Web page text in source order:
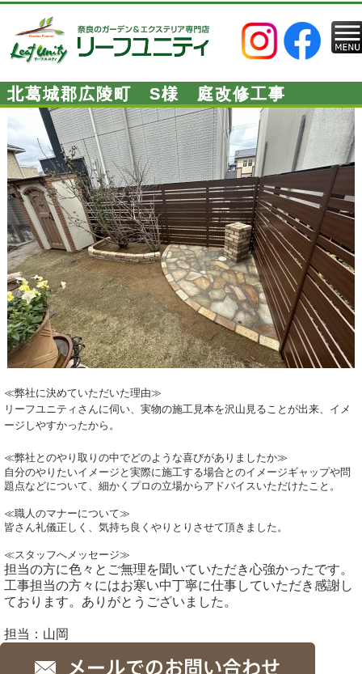
北葛城郡広陵町 S様 庭改修工事
≪弊社に決めていただいた理由≫
リーフユニティさんに伺い、実物の施工見本を沢山見ることが出来、イメ
ージしやすかったから。
≪弊社とのやり取りの中でどのような喜びがありましたか≫
自分のやりたいイメージと実際に施工する場合とのイメージギャップや問
題点などについて、細かくプロの立場からアドバイスいただけたこと。
≪職人のマナーについて≫
皆さん礼儀正しく、気持ち良くやりとりさせて頂きました。
≪スタッフへメッセージ≫
担当の方に色々とご無理を聞いていただき心強かったです。
工事担当の方々にはお寒い中丁寧に仕事していただき感謝し
ております。ありがとうございました。
担当：山岡